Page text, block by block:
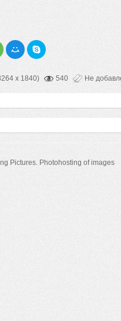
x 1840) 540 Не
Pictures. Photohosting of images